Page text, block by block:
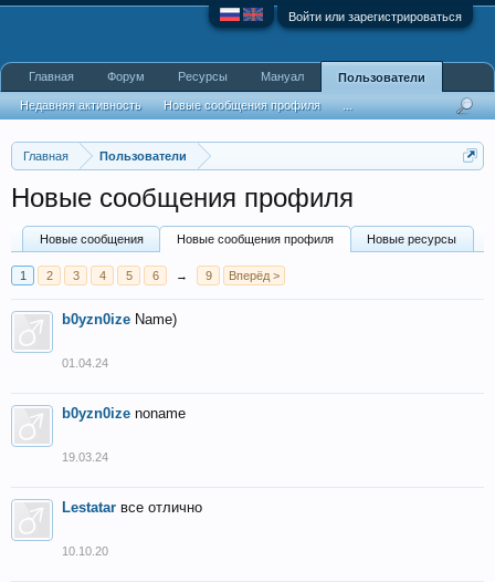
Войти или зарегистрироваться
Главная Пользователи
Новые сообщения профиля
Новые сообщения Новые сообщения профиля Новые ресурсы
1 2 3 4 5 6 → 9 Вперёд >
b0yzn0ize Name)
01.04.24
b0yzn0ize noname
19.03.24
Lestatar все отлично
10.10.20
Главная Форум Ресурсы Мануал Пользователи
Недавняя активность Новые сообщения профиля